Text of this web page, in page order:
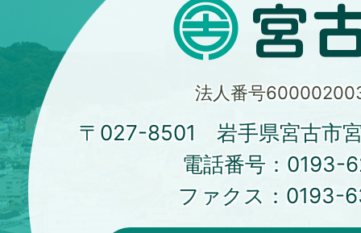
法人番号
〒027-8501 岩手県宮古市
電話番号： 0193-
ファクス： 0193-